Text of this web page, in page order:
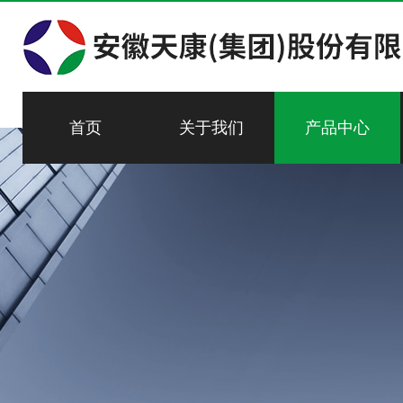
首页 关于我们 产品中心